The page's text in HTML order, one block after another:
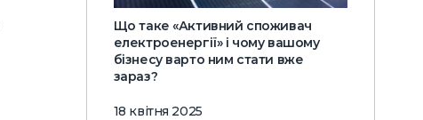
Що таке «Активний споживач
електроенергії» і чому вашому
бізнесу варто ним стати вже
зараз?
18 квітня 2025